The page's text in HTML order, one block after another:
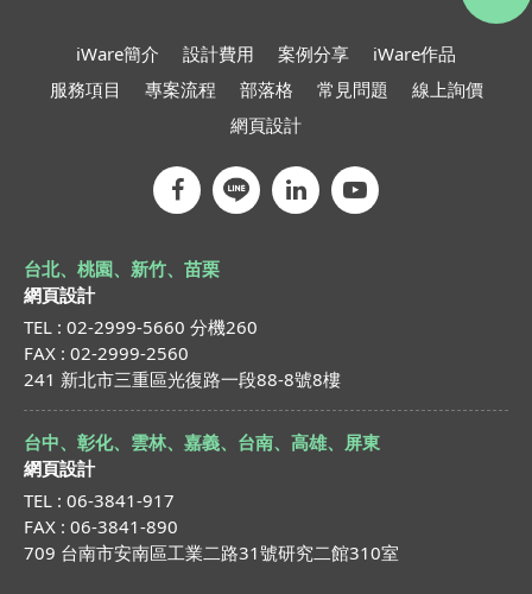
iWare簡介 設計費用 案例分享
iWare作品
服務項目
專案流程 部落格 常見問題
線上詢價
網頁設計
台北、桃園、新竹、苗栗
網頁設計
TEL : 02-2999-5660 分機260
FAX : 02-2999-2560
241 新北市三重區光復路一段88-8號8樓
台中、彰化、雲林、嘉義、台南、高雄、屏東
網頁設計
TEL : 06-3841-917
FAX : 06-3841-890
709 台南市安南區工業二路31號研究二館310室